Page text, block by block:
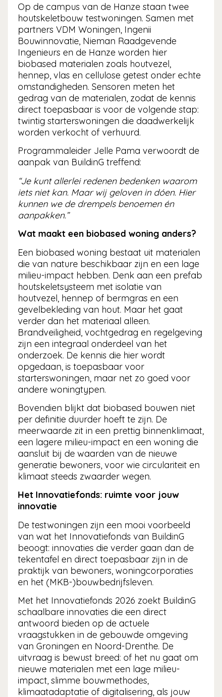
Op de campus van de Hanze staan twee
houtskeletbouw testwoningen. Samen met
partners VDM Woningen, Ingenii
Bouwinnovatie, Nieman Raadgevende
Ingenieurs en de Hanze worden hier
biobased materialen zoals houtvezel,
hennep, vlas en cellulose getest onder echte
omstandigheden. Sensoren meten het
gedrag van de materialen, zodat de kennis
direct toepasbaar is voor de volgende stap:
twintig starterswoningen die daadwerkelijk
worden verkocht of verhuurd.
Programmaleider Jelle Pama verwoordt de
aanpak van BuildinG treffend:
“Je kunt allerlei redenen bedenken waarom
iets niet kan. Maar wij geloven in dóen. Hier
kunnen we de drempels benoemen én
aanpakken.”
Wat maakt een biobased woning anders?
Een biobased woning bestaat uit materialen
die van nature beschikbaar zijn en een lage
milieu-impact hebben. Denk aan een prefab
houtskeletsysteem met isolatie van
houtvezel, hennep of bermgras en een
gevelbekleding van hout. Maar het gaat
verder dan het materiaal alleen.
Brandveiligheid, vochtgedrag en regelgeving
zijn een integraal onderdeel van het
onderzoek. De kennis die hier wordt
opgedaan, is toepasbaar voor
starterswoningen, maar net zo goed voor
andere woningtypen.
Bovendien blijkt dat biobased bouwen niet
per definitie duurder hoeft te zijn. De
meerwaarde zit in een prettig binnenklimaat,
een lagere milieu-impact en een woning die
aansluit bij de waarden van de nieuwe
generatie bewoners, voor wie circulariteit en
klimaat steeds zwaarder wegen.
Het Innovatiefonds: ruimte voor jouw
innovatie
De testwoningen zijn een mooi voorbeeld
van wat het Innovatiefonds van BuildinG
beoogt: innovaties die verder gaan dan de
tekentafel en direct toepasbaar zijn in de
praktijk van bewoners, woningcorporaties
en het (MKB-)bouwbedrijfsleven.
Met het Innovatiefonds 2026 zoekt BuildinG
schaalbare innovaties die een direct
antwoord bieden op de actuele
vraagstukken in de gebouwde omgeving
van Groningen en Noord-Drenthe. De
uitvraag is bewust breed: of het nu gaat om
nieuwe materialen met een lage milieu-
impact, slimme bouwmethodes,
klimaatadaptatie of digitalisering, als jouw